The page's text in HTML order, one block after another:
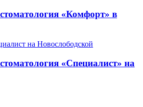
«Комфорт» в
«Специалист» на